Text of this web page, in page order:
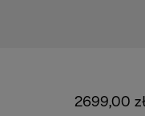
2699,00